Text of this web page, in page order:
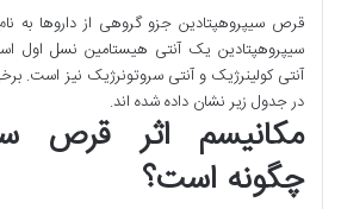
قرص سیپروهپتادین جزو گروهی از داروها به
سیپروهپتادین یک آنتی هیستامین نسل اول
آنتی کولینرژیک و آنتی سروتونرژیک نیز است.
در جدول زیر نشان داده شده اند.
مکانیسم اثر قرص
چگونه است؟